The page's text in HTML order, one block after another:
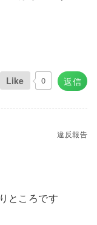
返信
Like 0
違反報告
ところです